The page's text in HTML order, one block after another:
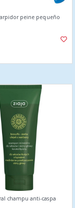
peine pequeño
champu anti-caspa